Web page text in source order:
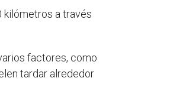
kilómetros a través
factores, como
tardar alrededor